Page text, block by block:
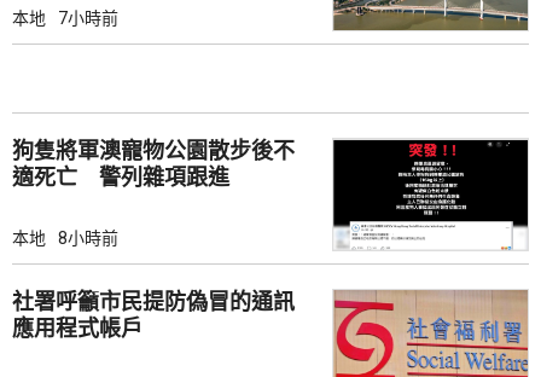
本地 7小時前
狗隻將軍澳寵物公園散步後不
適死亡 警列雜項跟進
本地 8小時前
社署呼籲市民提防偽冒的通訊
應用程式帳戶